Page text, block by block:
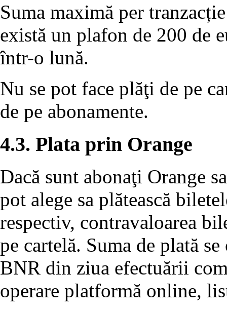
Suma maximă per
există un plafon de 200 de
într-o lună.
Nu se pot face plăţi de pe
de pe abonamente.
4.3. Plata prin Orange
Dacă sunt abonaţi Orange
pot alege sa plătească
respectiv, contravaloarea
pe cartelă. Suma de plată
BNR din ziua efectuării
operare platformă online,